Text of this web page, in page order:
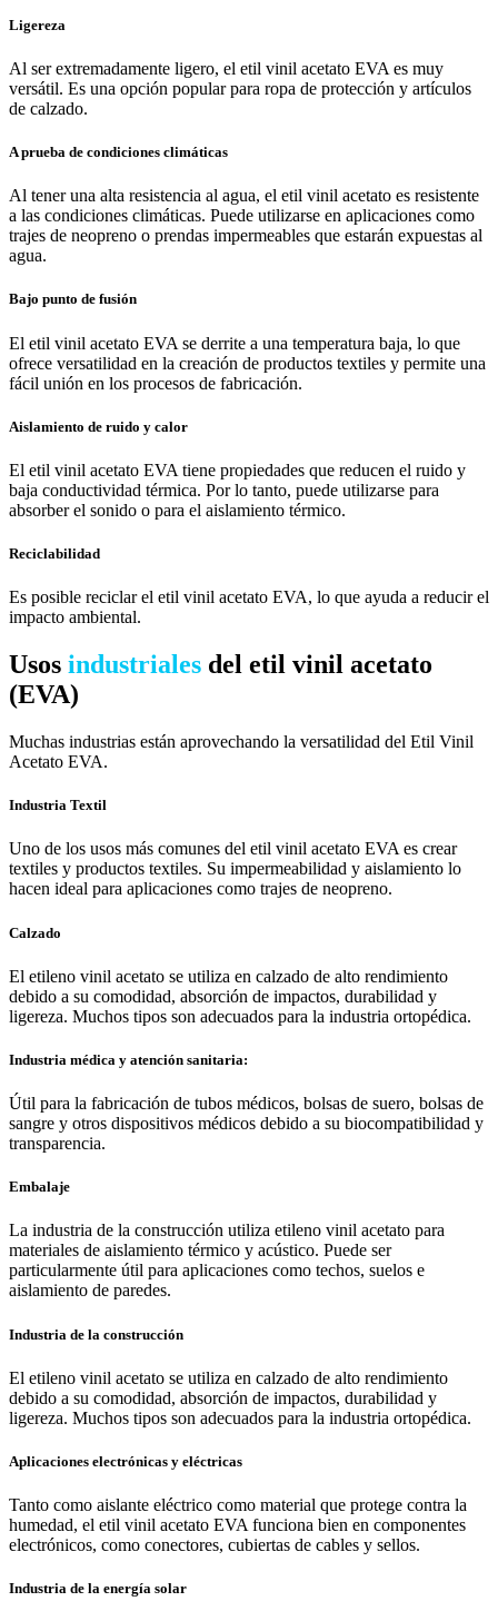
Ligereza
Al ser extremadamente ligero, el etil vinil acetato EVA es muy
versátil. Es una opción popular para ropa de protección y artículos
de calzado.
A prueba de condiciones climáticas
Al tener una alta resistencia al agua, el etil vinil acetato es resistente
a las condiciones climáticas. Puede utilizarse en aplicaciones como
trajes de neopreno o prendas impermeables que estarán expuestas al
agua.
Bajo punto de fusión
El etil vinil acetato EVA se derrite a una temperatura baja, lo que
ofrece versatilidad en la creación de productos textiles y permite una
fácil unión en los procesos de fabricación.
Aislamiento de ruido y calor
El etil vinil acetato EVA tiene propiedades que reducen el ruido y
baja conductividad térmica. Por lo tanto, puede utilizarse para
absorber el sonido o para el aislamiento térmico.
Reciclabilidad​
Es posible reciclar el etil vinil acetato EVA, lo que ayuda a reducir el
impacto ambiental.
Usos industriales del etil vinil acetato
(EVA)
Muchas industrias están aprovechando la versatilidad del Etil Vinil
Acetato EVA.
Industria Textil
Uno de los usos más comunes del etil vinil acetato EVA es crear
textiles y productos textiles. Su impermeabilidad y aislamiento lo
hacen ideal para aplicaciones como trajes de neopreno.
Calzado
El etileno vinil acetato se utiliza en calzado de alto rendimiento
debido a su comodidad, absorción de impactos, durabilidad y
ligereza. Muchos tipos son adecuados para la industria ortopédica.
Industria médica y atención sanitaria:
Útil para la fabricación de tubos médicos, bolsas de suero, bolsas de
sangre y otros dispositivos médicos debido a su biocompatibilidad y
transparencia.
Embalaje
La industria de la construcción utiliza etileno vinil acetato para
materiales de aislamiento térmico y acústico. Puede ser
particularmente útil para aplicaciones como techos, suelos e
aislamiento de paredes.
Industria de la construcción
El etileno vinil acetato se utiliza en calzado de alto rendimiento
debido a su comodidad, absorción de impactos, durabilidad y
ligereza. Muchos tipos son adecuados para la industria ortopédica.
Aplicaciones electrónicas y eléctricas
Tanto como aislante eléctrico como material que protege contra la
humedad, el etil vinil acetato EVA funciona bien en componentes
electrónicos, como conectores, cubiertas de cables y sellos.
Industria de la energía solar